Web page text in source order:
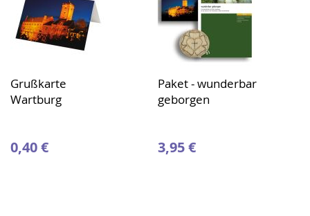
Grußkarte
Wartburg
0,40 €
Paket - wunderbar
geborgen
3,95 €